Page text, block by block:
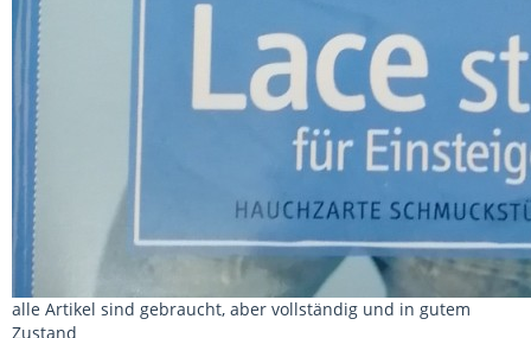
alle Artikel sind gebraucht, aber vollständig und in gutem
Zustand